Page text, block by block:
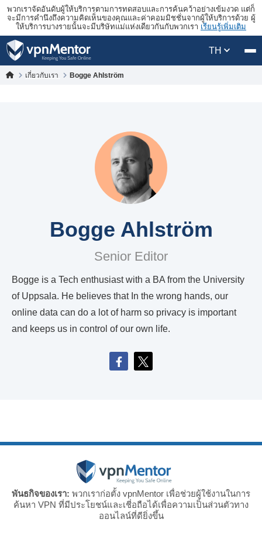
พวกเราจัดอันดับผู้ให้บริการตามการทดสอบและการค้นคว้าอย่างเข้มงวด แต่ก็
จะมีการคำนึงถึงความคิดเห็นของคุณและค่าคอมมิชชั่นจากผู้ให้บริการด้วย ผู้
ให้บริการบางรายนั้นจะมีบริษัทแม่แห่งเดียวกันกับพวกเรา เรียนรู้เพิ่มเติม
TH
เกี่ยวกับเรา Bogge Ahlström
Bogge Ahlström
Senior Editor
Bogge is a Tech enthusiast with a BA from the University
of Uppsala. He believes that In the wrong hands, our
online data can do a lot of harm so privacy is important
and keeps us in control of our own life.
พันธกิจของเรา: พวกเราก่อตั้ง vpnMentor เพื่อช่วยผู้ใช้งานในการ
ค้นหา VPN ที่มีประโยชน์และเชี่อถือได้เพื่อความเป็นส่วนตัวทาง
ออนไลน์ที่ดียิ่งขึ้น